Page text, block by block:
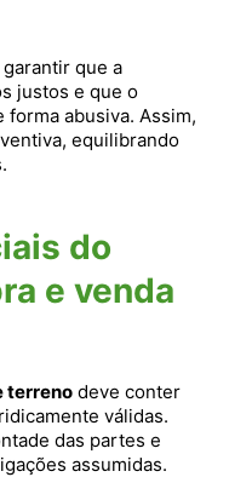
que a
justos e que o
abusiva. Assim,
equilibrando
do
e venda
terreno deve conter
válidas.
das partes e
assumidas.